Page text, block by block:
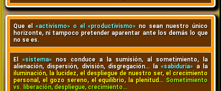
Que el «activismo» o el «productivismo» no sean nuestro único
horizonte, ni tampoco pretender aparentar ante los demás lo que
no se es.
El «sistema»nos conduce a la sumisión, al sometimiento, la
alienación, dispersión, división, disgregación… la«sabiduría»a la
iluminación, la lucidez, el despliegue de nuestro ser, el crecimiento
personal, el gozo sereno, el equilibrio, la plenitud… Sometimiento
vs. liberación, despliegue, crecimiento…